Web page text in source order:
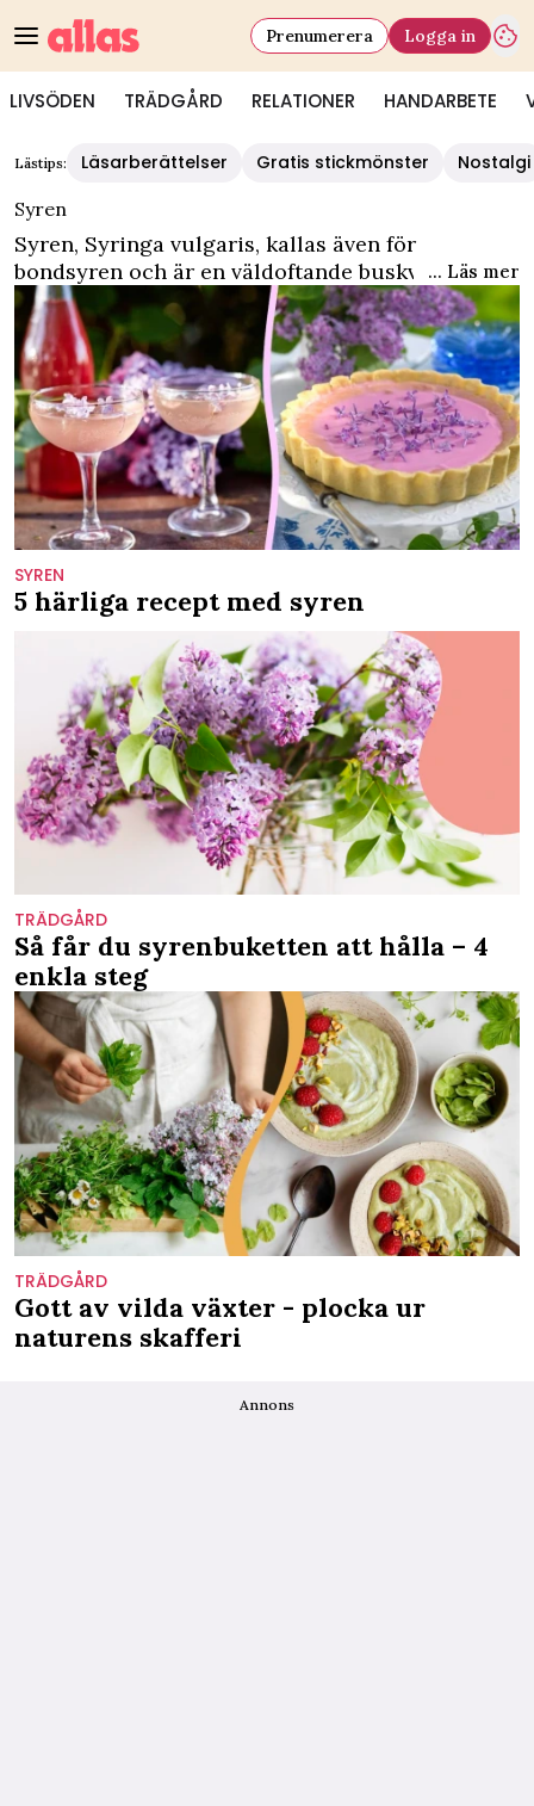
LIVSÖDEN TRÄDGÅRD RELATIONER HANDARBETE
Prenumerera Logga in
Lästips: Läsarberättelser Gratis stickmönster
Nostalgi
Syren
Syren, Syringa vulgaris, kallas även för
bondsyren och är en väldoftande buskväxt med
lila, vita eller rosa blommor som är mycket
vanligt förekommande. Syren är ätbart och den
söta smaken kommer till sin rätt i både kakor
och saft. Här har vi samlat våra bästa recept med
syren som till exempel jättegod syrensaft. Du får
även tips på vad du kan göra om din syren inte
blommar.På vårkategorisida för trädgårdhittar
du ännu fler trädgårdstips.
... Läs mer
SYREN
5 härliga recept med syren
TRÄDGÅRD
Så får du syrenbuketten att hålla – 4
enkla steg
TRÄDGÅRD
Gott av vilda växter - plocka ur
naturens skafferi
Annons